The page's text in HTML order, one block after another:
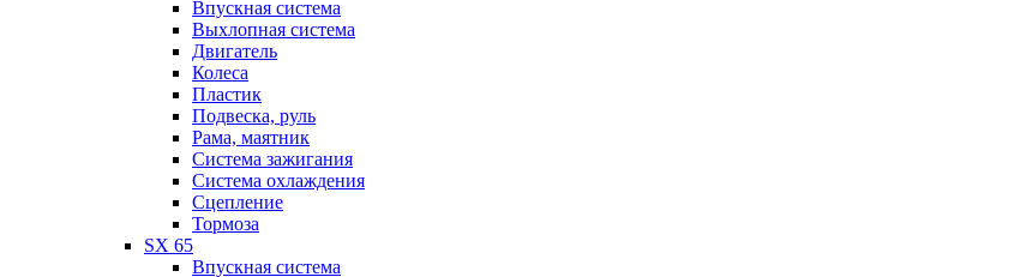
Впускная система
Выхлопная система
Двигатель
Колеса
Пластик
Подвеска, руль
Рама, маятник
Система зажигания
Система охлаждения
Сцепление
Тормоза
SX 65
Впускная система